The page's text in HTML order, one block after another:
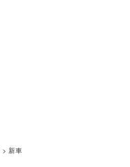
> 新車